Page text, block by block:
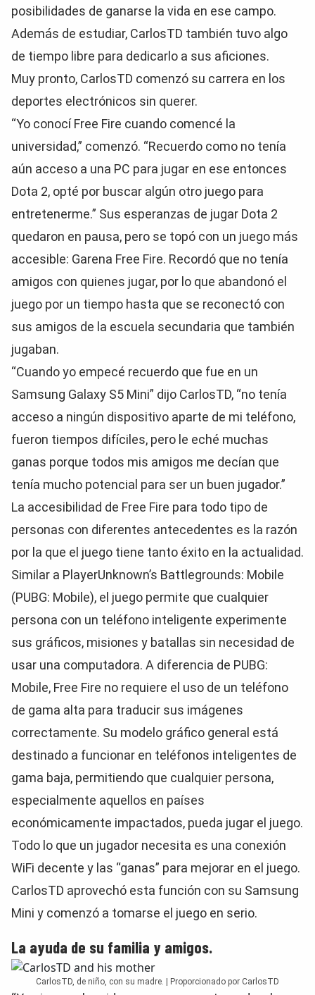
posibilidades de ganarse la vida en ese campo.
Además de estudiar, CarlosTD también tuvo algo
de tiempo libre para dedicarlo a sus aficiones.
Muy pronto, CarlosTD comenzó su carrera en los
deportes electrónicos sin querer.
“Yo conocí Free Fire cuando comencé la
universidad,” comenzó. “Recuerdo como no tenía
aún acceso a una PC para jugar en ese entonces
Dota 2, opté por buscar algún otro juego para
entretenerme.” Sus esperanzas de jugar Dota 2
quedaron en pausa, pero se topó con un juego más
accesible: Garena Free Fire. Recordó que no tenía
amigos con quienes jugar, por lo que abandonó el
juego por un tiempo hasta que se reconectó con
sus amigos de la escuela secundaria que también
jugaban.
“Cuando yo empecé recuerdo que fue en un
Samsung Galaxy S5 Mini” dijo CarlosTD, “no tenía
acceso a ningún dispositivo aparte de mi teléfono,
fueron tiempos difíciles, pero le eché muchas
ganas porque todos mis amigos me decían que
tenía mucho potencial para ser un buen jugador.”
La accesibilidad de Free Fire para todo tipo de
personas con diferentes antecedentes es la razón
por la que el juego tiene tanto éxito en la actualidad.
Similar a PlayerUnknown’s Battlegrounds: Mobile
(PUBG: Mobile), el juego permite que cualquier
persona con un teléfono inteligente experimente
sus gráficos, misiones y batallas sin necesidad de
usar una computadora. A diferencia de PUBG:
Mobile, Free Fire no requiere el uso de un teléfono
de gama alta para traducir sus imágenes
correctamente. Su modelo gráfico general está
destinado a funcionar en teléfonos inteligentes de
gama baja, permitiendo que cualquier persona,
especialmente aquellos en países
económicamente impactados, pueda jugar el juego.
Todo lo que un jugador necesita es una conexión
WiFi decente y las “ganas” para mejorar en el juego.
CarlosTD aprovechó esta función con su Samsung
Mini y comenzó a tomarse el juego en serio.
La ayuda de su familia y amigos.
CarlosTD, de niño, con su madre. | Proporcionado por CarlosTD